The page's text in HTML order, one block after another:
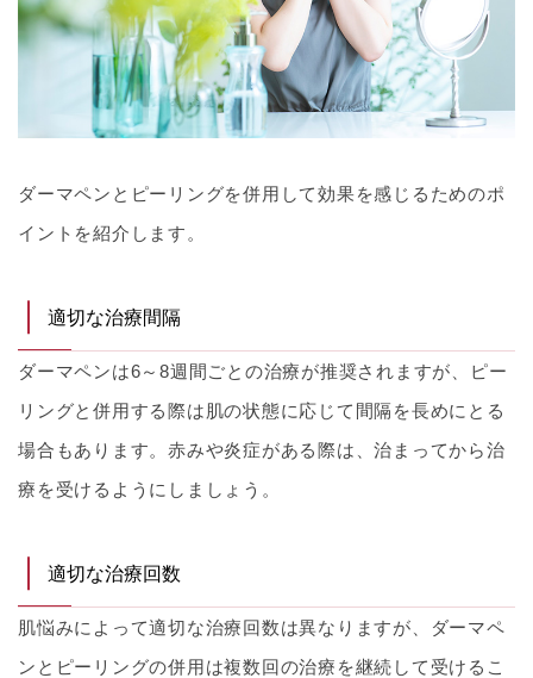
ダーマペンとピーリングを併用して効果を感じるためのポ
イントを紹介します。
適切な治療間隔
ダーマペンは6～8週間ごとの治療が推奨されますが、ピー
リングと併用する際は肌の状態に応じて間隔を長めにとる
場合もあります。赤みや炎症がある際は、治まってから治
療を受けるようにしましょう。
適切な治療回数
肌悩みによって適切な治療回数は異なりますが、ダーマペ
ンとピーリングの併用は複数回の治療を継続して受けるこ